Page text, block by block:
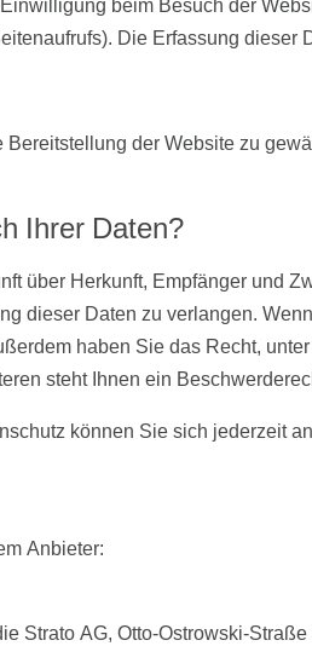
beim Besuch der
Die Erfassung
der Website zu
Ihrer Daten?
über Herkunft, Empfänger und
dieser Daten zu verlangen.
haben Sie das Recht,
steht Ihnen ein
können Sie sich jederzeit
Anbieter:
Strato AG, Otto-Ostrowski-